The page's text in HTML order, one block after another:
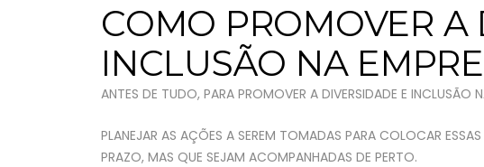
COMO PROMOVER A
INCLUSÃO NA
ANTES DE TUDO, PARA PROMOVER A DIVERSIDADE E INCLUSÃO
PLANEJAR AS AÇÕES A SEREM TOMADAS PARA COLOCAR
PRAZO, MAS QUE SEJAM ACOMPANHADAS DE PERTO.